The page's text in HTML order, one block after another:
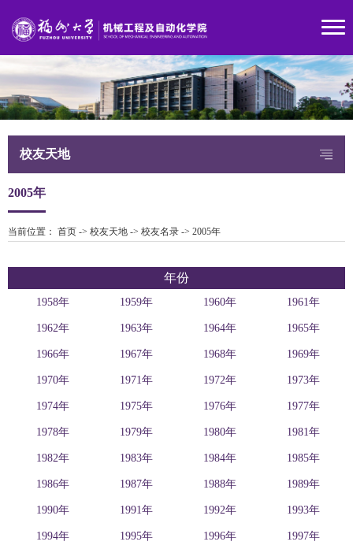
校友天地
2005年
当前位置： 首页 -> 校友天地 -> 校友名录 -> 2005年
年份
1958年 1959年 1960年 1961年
1962年 1963年 1964年 1965年
1966年 1967年 1968年 1969年
1970年 1971年 1972年 1973年
1974年 1975年 1976年 1977年
1978年 1979年 1980年 1981年
1982年 1983年 1984年 1985年
1986年 1987年 1988年 1989年
1990年 1991年 1992年 1993年
1994年 1995年 1996年 1997年